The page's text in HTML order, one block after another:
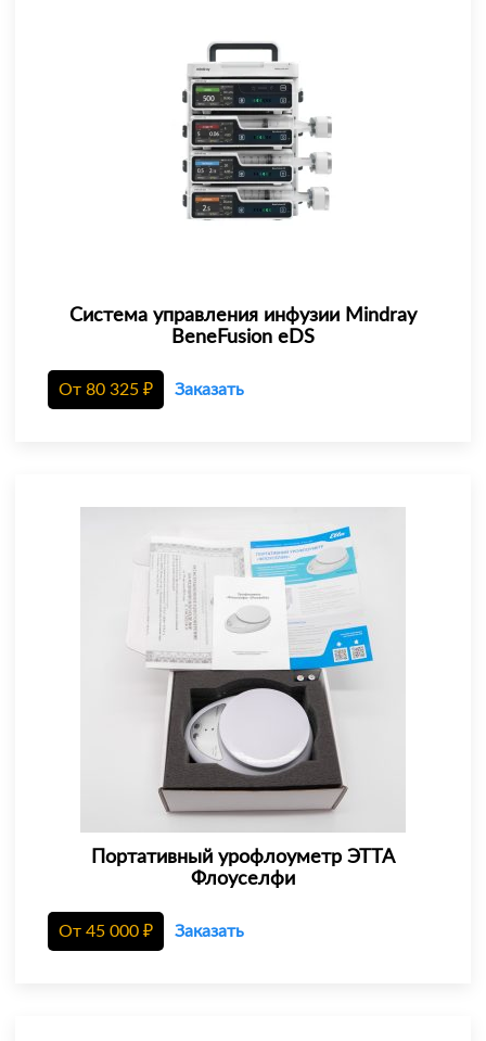
Система управления инфузии Mindray
BeneFusion eDS
От 80 325 ₽ Заказать
Портативный урофлоуметр ЭТТА
Флоуселфи
От 45 000 ₽ Заказать